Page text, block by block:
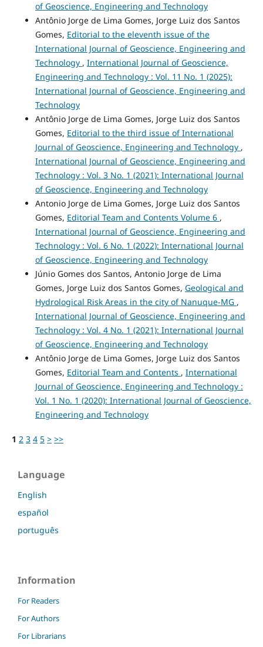
of Geoscience, Engineering and Technology
Antônio Jorge de Lima Gomes, Jorge Luiz dos Santos
Gomes, Editorial to the eleventh issue of the
International Journal of Geoscience, Engineering and
Technology , International Journal of Geoscience,
Engineering and Technology : Vol. 11 No. 1 (2025):
International Journal of Geoscience, Engineering and
Technology
Antônio Jorge de Lima Gomes, Jorge Luiz dos Santos
Gomes, Editorial to the third issue of International
Journal of Geoscience, Engineering and Technology ,
International Journal of Geoscience, Engineering and
Technology : Vol. 3 No. 1 (2021): International Journal
of Geoscience, Engineering and Technology
Antonio Jorge de Lima Gomes, Jorge Luiz dos Santos
Gomes, Editorial Team and Contents Volume 6 ,
International Journal of Geoscience, Engineering and
Technology : Vol. 6 No. 1 (2022): International Journal
of Geoscience, Engineering and Technology
Júnio Gomes dos Santos, Antonio Jorge de Lima
Gomes, Jorge Luiz dos Santos Gomes, Geological and
Hydrological Risk Areas in the city of Nanuque-MG ,
International Journal of Geoscience, Engineering and
Technology : Vol. 4 No. 1 (2021): International Journal
of Geoscience, Engineering and Technology
Antônio Jorge de Lima Gomes, Jorge Luiz dos Santos
Gomes, Editorial Team and Contents , International
Journal of Geoscience, Engineering and Technology :
Vol. 1 No. 1 (2020): International Journal of Geoscience,
Engineering and Technology
1 2 3 4 5 > >>
Language
English
español
português
Information
For Readers
For Authors
For Librarians